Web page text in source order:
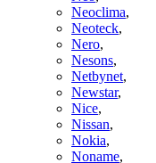
Neoclima,
Neoteck,
Nero,
Nesons,
Netbynet,
Newstar,
Nice,
Nissan,
Nokia,
Noname,